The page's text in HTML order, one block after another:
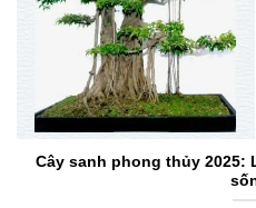
Cây sanh phong thủy